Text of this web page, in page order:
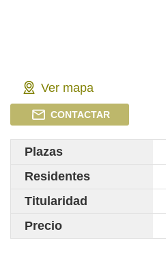
Ver mapa
CONTACTAR
Plazas
Residentes
Titularidad
Precio